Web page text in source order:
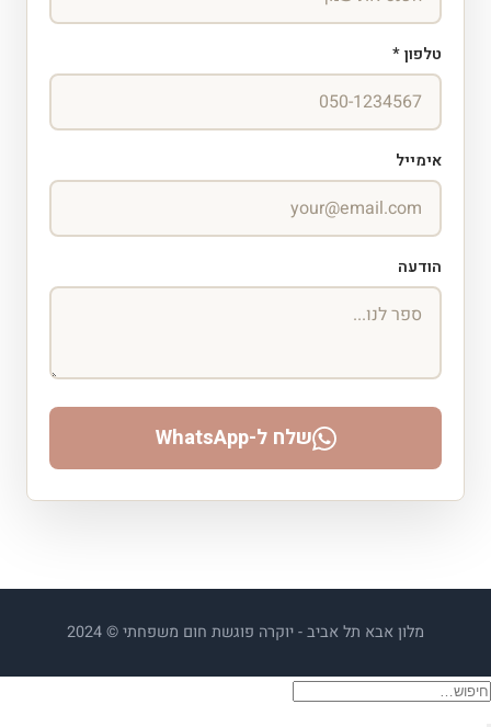
טלפון *
אימייל
הודעה
שלח ל-WhatsApp
מלון אבא תל אביב - יוקרה פוגשת חום משפחתי © 2024
חיפוש